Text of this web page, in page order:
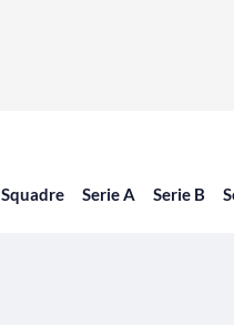
Squadre Serie A Serie B